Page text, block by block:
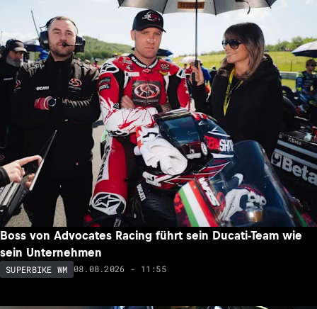
Boss von Advocates Racing führt sein Ducati-Team wie
sein Unternehmen
SUPERBIKE WM 08.08.2026 - 11:55